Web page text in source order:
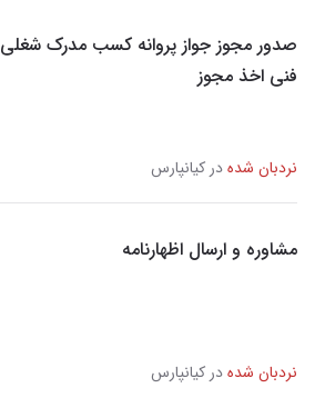
صدور مجوز جواز پروانه کسب مدرک شغلی
فنی اخذ مجوز
نردبان شدهدر کیانپارس
مشاوره و ارسال اظهارنامه
نردبان شدهدر کیانپارس